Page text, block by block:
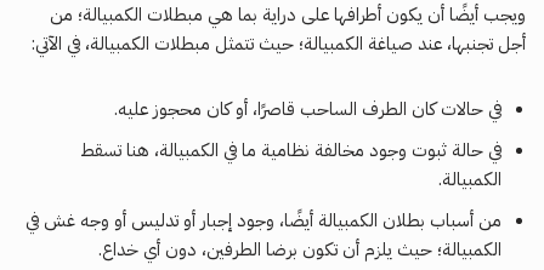
ويجب أيضًا أن يكون أطرافها على دراية بما هي مبطلات الكمبيالة؛ من
أجل تجنبها، عند صياغة الكمبيالة؛ حيث تتمثل مبطلات الكمبيالة، في الآتي:
في حالات كان الطرف الساحب قاصرًا، أو كان محجوز عليه.
في حالة ثبوت وجود مخالفة نظامية ما في الكمبيالة، هنا تسقط
الكمبيالة.
من أسباب بطلان الكمبيالة أيضًا، وجود إجبار أو تدليس أو وجه غش في
الكمبيالة؛ حيث يلزم أن تكون برضا الطرفين، دون أي خداع.